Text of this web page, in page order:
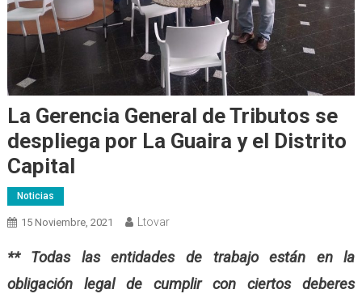
La Gerencia General de Tributos se
despliega por La Guaira y el Distrito
Capital
Noticias
15 Noviembre, 2021 Ltovar
** Todas las entidades de trabajo están en la
obligación legal de cumplir con ciertos deberes